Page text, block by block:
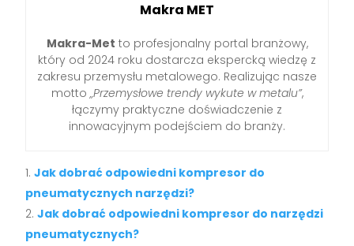
Makra MET
Makra-Met to profesjonalny portal branżowy,
który od 2024 roku dostarcza ekspercką wiedzę z
zakresu przemysłu metalowego. Realizując nasze
motto„Przemysłowe trendy wykute w metalu”,
łączymy praktyczne doświadczenie z
innowacyjnym podejściem do branży.
Jak dobrać odpowiedni kompresor do
pneumatycznych narzędzi?
Jak dobrać odpowiedni kompresor do narzędzi
pneumatycznych?